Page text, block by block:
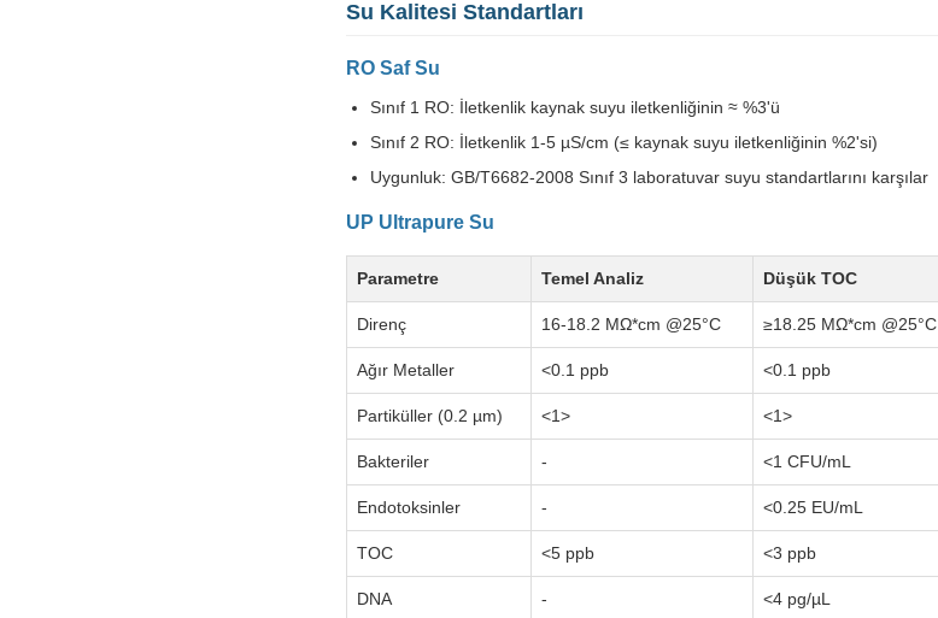
Su Kalitesi Standartları
RO Saf Su
Sınıf 1 RO: İletkenlik kaynak suyu iletkenliğinin ≈ %3'ü
Sınıf 2 RO: İletkenlik 1-5 µS/cm (≤ kaynak suyu iletkenliğinin %2'si)
Uygunluk: GB/T6682-2008 Sınıf 3 laboratuvar suyu standartlarını karşılar
UP Ultrapure Su
Parametre Temel Analiz Düşük TOC
Direnç 16-18.2 MΩ*cm @25°C ≥18.25 MΩ*cm @25°C
Ağır Metaller <0.1 ppb <0.1 ppb
Partiküller (0.2 µm) <1> <1>
Bakteriler - <1 CFU/mL
Endotoksinler - <0.25 EU/mL
TOC <5 ppb <3 ppb
DNA - <4 pg/µL